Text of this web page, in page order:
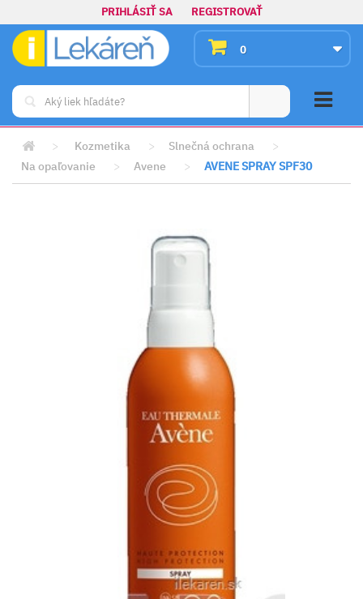
PRIHLÁSIŤ SA REGISTROVAŤ
0
> Kozmetika > Slnečná ochrana
>
Na opaľovanie
> Avene > AVENE SPRAY SPF30